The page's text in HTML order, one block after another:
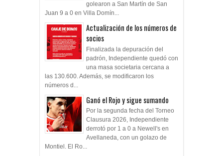
golearon a San Martín de San
Juan 9 a 0 en Villa Domín...
Actualización de los números de
socios
Finalizada la depuración del
padrón, Independiente quedó con
una masa societaria cercana a
las 130.600. Además, se modificaron los
números d...
Ganó el Rojo y sigue sumando
Por la segunda fecha del Torneo
Clausura 2026, Independiente
derrotó por 1 a 0 a Newell's en
Avellaneda, con un golazo de
Montiel. El Ro...